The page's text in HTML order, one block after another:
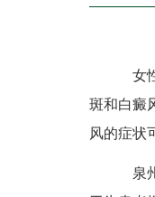
女性
斑和白癜
风的症状
泉州